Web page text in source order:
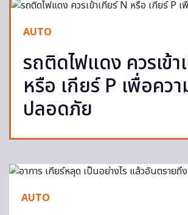
AUTO
รถติดไฟแดง ควรเข้า
หรือ เกียร์ P เพื่อคว
ปลอดภัย
AUTO